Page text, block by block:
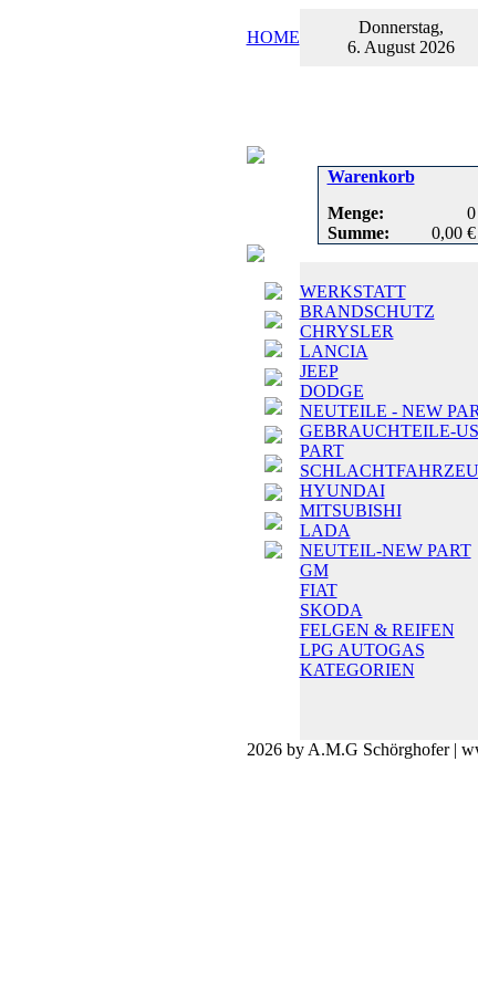
HOME
Donnerstag,
6. August 2026
Warenkorb
Menge:
0
Summe:
0,00 €
WERKSTATT
BRANDSCHUTZ
CHRYSLER
LANCIA
JEEP
DODGE
NEUTEILE - NEW
GEBRAUCHTEILE-
PART
HYUNDAI
MITSUBISHI
LADA
NEUTEIL-NEW PART
GM
FIAT
SKODA
FELGEN & REIFEN
LPG AUTOGAS
KATEGORIEN
2026 by A.M.G Schörghofer |